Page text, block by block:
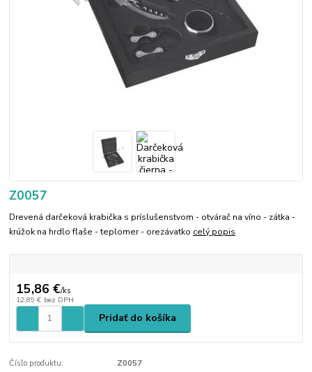
Z0057
Drevená darčeková krabička s príslušenstvom - otvárač na víno - zátka -
krúžok na hrdlo fľaše - teplomer - orezávatko celý popis
15,86 €/ks
12,89 € bez DPH
Pridať do košíka
Číslo produktu: Z0057